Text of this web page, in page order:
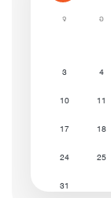
จ อ
3
4
10
11
17
18
24
25
31